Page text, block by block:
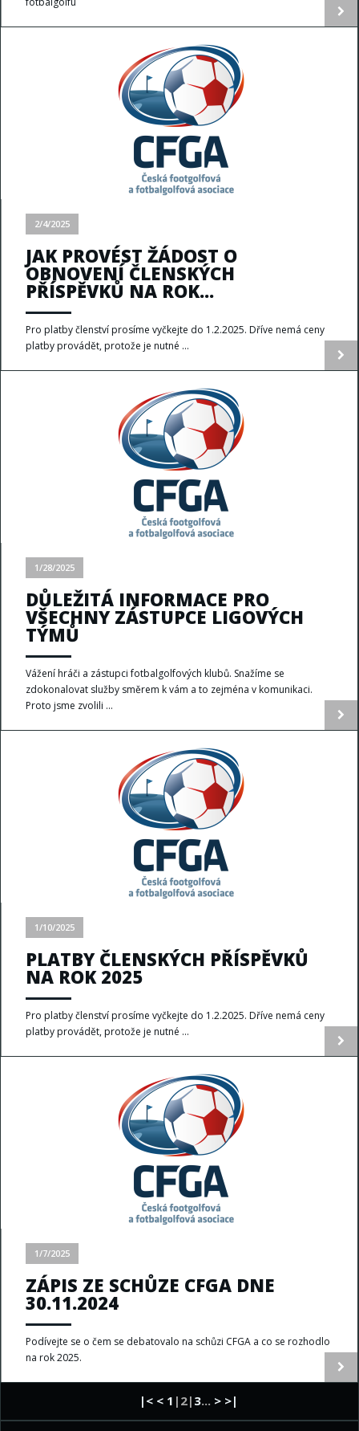
2/4/2025
JAK PROVÉST ŽÁDOST O
OBNOVENÍ ČLENSKÝCH
PŘÍSPĚVKŮ NA ROK...
Pro platby členství prosíme vyčkejte do 1.2.2025. Dříve nemá ceny
platby provádět, protože je nutné ...
1/28/2025
DŮLEŽITÁ INFORMACE PRO
VŠECHNY ZÁSTUPCE LIGOVÝCH
TÝMŮ
Vážení hráči a zástupci fotbalgolfových klubů. Snažíme se
zdokonalovat služby směrem k vám a to zejména v komunikaci.
Proto jsme zvolili ...
1/10/2025
PLATBY ČLENSKÝCH PŘÍSPĚVKŮ
NA ROK 2025
Pro platby členství prosíme vyčkejte do 1.2.2025. Dříve nemá ceny
platby provádět, protože je nutné ...
1/7/2025
ZÁPIS ZE SCHŮZE CFGA DNE
30.11.2024
Podívejte se o čem se debatovalo na schůzi CFGA a co se rozhodlo
na rok 2025.
|< < 1 |2| 3... > >|